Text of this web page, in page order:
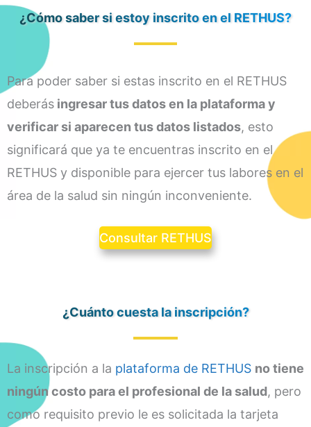
¿Cómo saber si estoy inscrito en el RETHUS?
Para poder saber si estas inscrito en el RETHUS
deberás ingresar tus datos en la plataforma y
verificar si aparecen tus datos listados, esto
significará que ya te encuentras inscrito en el
RETHUS y disponible para ejercer tus labores en el
área de la salud sin ningún inconveniente.
Consultar RETHUS
¿Cuánto cuesta la inscripción?
La inscripción a la plataforma de RETHUS no tiene
ningún costo para el profesional de la salud, pero
como requisito previo le es solicitada la tarjeta